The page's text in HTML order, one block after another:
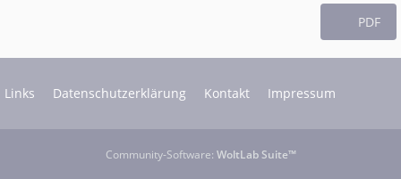
PDF
Links Datenschutzerklärung Kontakt Impressum
Community-Software: WoltLab Suite™